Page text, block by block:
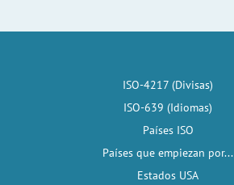
ISO-4217 (Divisas)
ISO-639 (Idiomas)
Países ISO
Países que empiezan por...
Estados USA